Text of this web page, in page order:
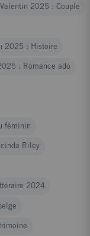
2025 : Couple
2025 : Histoire
: Romance ado
féminin
Riley
2024